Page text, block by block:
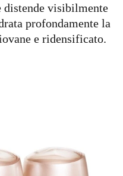
distende visibilmente
profondamente la
e ridensificato.